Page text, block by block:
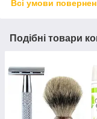
Всі умови
Подібні товари